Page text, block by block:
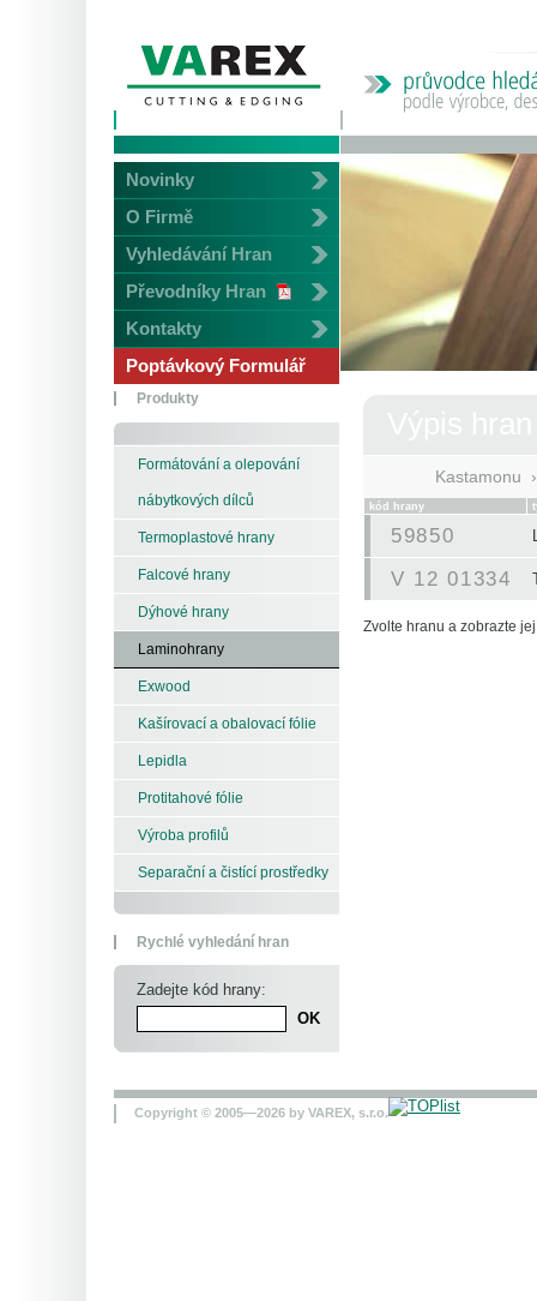
Novinky
O Firmě
Vyhledávání Hran
Převodníky Hran
Kontakty
Poptávkový Formulář
Produkty
Formátování a olepování
nábytkových dílců
Termoplastové hrany
Falcové hrany
Dýhové hrany
Laminohrany
Exwood
Kašírovací a obalovací fólie
Lepidla
Protitahové fólie
Výroba profilů
Separační a čistící prostředky
Rychlé vyhledání hran
Zadejte kód hrany:
Kastamonu
kód hrany
59850
V 12 01334
Zvolte hranu a zobrazte
Copyright © 2005—2026 by VAREX, s.r.o.